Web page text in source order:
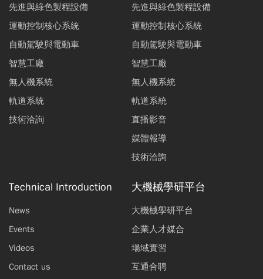
先進與綠色製程設備
運動控制核心系統
自動駕駛與電動車
智慧工廠
無人機系統
軌道系統
技術洽詢
先進與綠色製程設備
運動控制核心系統
自動駕駛與電動車
智慧工廠
無人機系統
軌道系統
直播影音
媒體報導
技術洽詢
Technical Introduction
News
Events
Videos
Contact us
大機械學研平台
大機械學研平台
企業人才媒合
場域實習
互通合聘